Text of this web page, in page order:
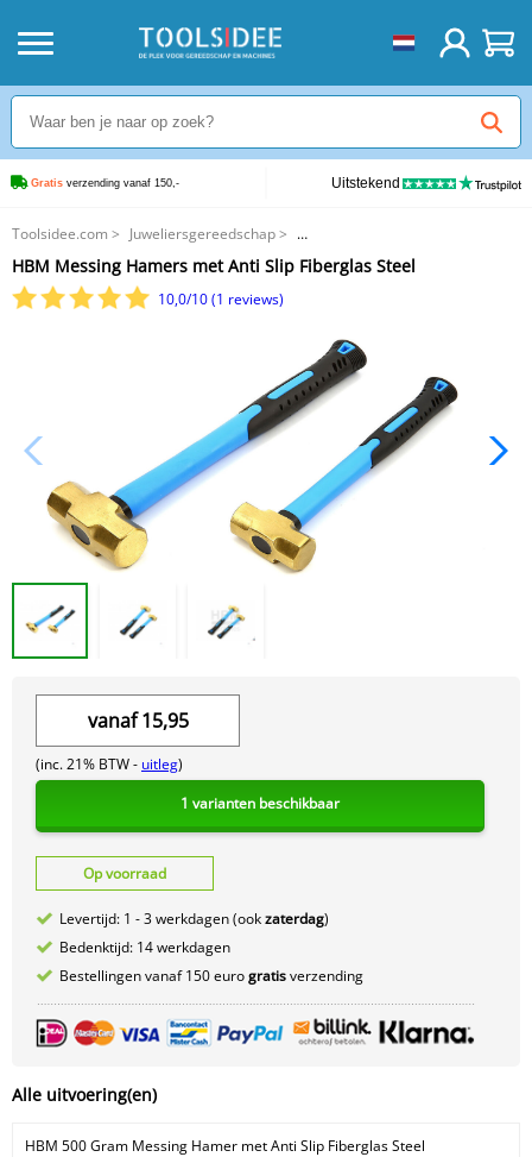
Gratis verzending vanaf 150,- Uitstekend
Toolsidee.com > Juweliersgereedschap>
HBM Messing Hamers met Anti Slip Fiberglas Steel
HBM Messing Hamers met Anti Slip Fiberglas Steel
10,0/10 (1 reviews)
vanaf15,95
(inc. 21% BTW - uitleg)
1 varianten beschikbaar
Op voorraad
Levertijd: 1 - 3 werkdagen (ookzaterdag)
Bedenktijd: 14 werkdagen
Bestellingen vanaf 150 eurogratisverzending
Alle uitvoering(en)
HBM 500 Gram Messing Hamer met Anti Slip Fiberglas Steel